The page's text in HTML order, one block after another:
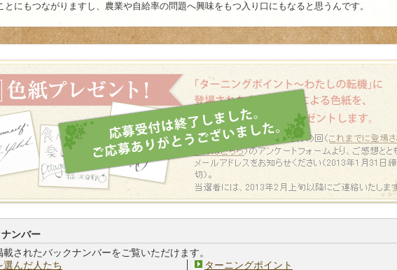
とにもつながりますし、農業や自給率の問題へ興味をもつ入り口にもなると思うんです。
ンバー
載されたバックナンバーをご覧いただけます。
選んだ人たち
ターニングポイント